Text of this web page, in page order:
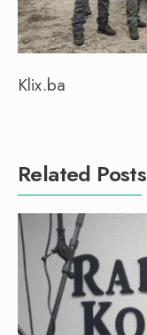
Klix.ba
Related Posts